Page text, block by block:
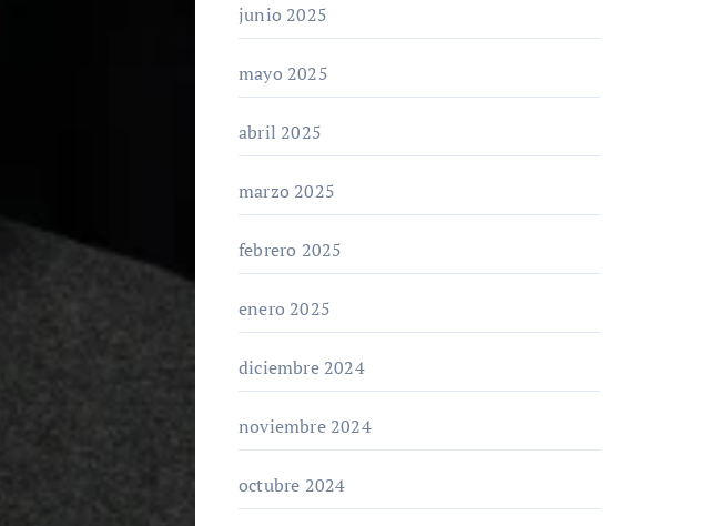
junio 2025
mayo 2025
abril 2025
marzo 2025
febrero 2025
enero 2025
diciembre 2024
noviembre 2024
octubre 2024